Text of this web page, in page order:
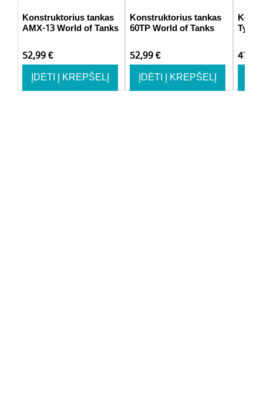
Konstruktorius tankas
AMX-13 World of Tanks
52,99€
ĮDĖTI Į KREPŠELĮ
Konstruktorius tankas
60TP World of Tanks
52,99€
ĮDĖTI Į KREPŠELĮ
Type
47,99